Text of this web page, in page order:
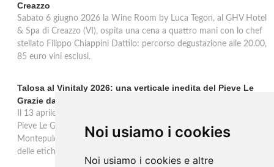
Noi usiamo i cookies
Noi usiamo i cookies e altre
Creazzo
Sabato 6 giugno 2026 la Wine Room by Luca Tegon, al GHV Hotel
& Spa di Creazzo (VI), ospita una cena a quattro mani con lo chef
stellato Filippo Chiappini Dattilo: percorso degustazione alle 20.00,
85 euro vini esclusi.
Talosa al Vinitaly 2026: una verticale inedita del Pieve Le
Grazie dal 2016 al 2020
Il 13 aprile 2026 al Vinitaly, Talosa presenta la verticale inedita del
Pieve Le Grazie: cinque annate dal 2016 al 2020 del Nobile di
Montepulciano a 95 punti Vinous, per ripercorrere la genesi di una
delle etichette iconiche di Montepulciano.